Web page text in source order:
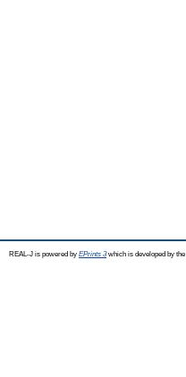
REAL-J is powered by EPrints 3which is developed by the